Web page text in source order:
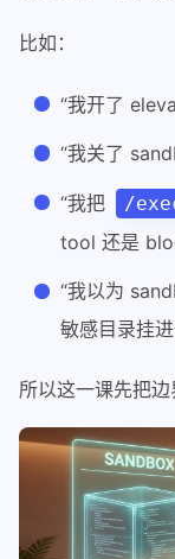
比如：
“我开了
“我关了
“我把 /
tool 还是
“我以为
敏感目录挂
所以这一课先把边